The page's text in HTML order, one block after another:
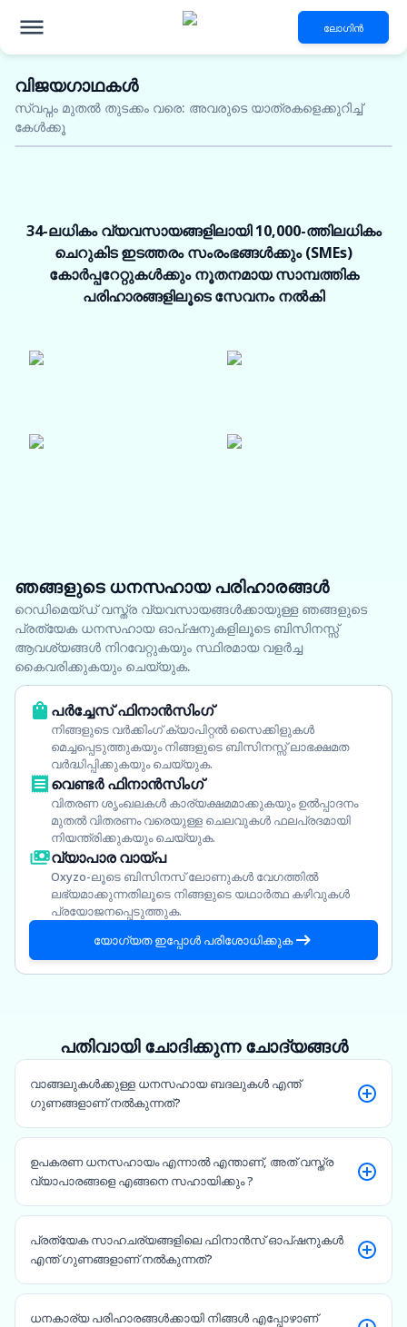
ലോഗിൻ
റെഡിമെയ്ഡ് വസ്ത്ര
വ്യവസായം
എന്നിവയ്ക്കായുള്ള
നൂതന ധനസഹായ
ആകർഷകമായ പലിശ നിരക്കുകൾ
48 മണിക്കൂറിനുള്ളിൽ അനുമതി
യോഗ്യത ഇപ്പോൾ പരിശോധിക്കുക
വിജയഗാഥകൾ
സ്വപ്നം മുതൽ തുടക്കം വരെ: അവരുടെ യാത്രകളെക്കുറിച്ച്
കേൾക്കൂ
34-ലധികം വ്യവസായങ്ങളിലായി 10,000-ത്തിലധികം
ചെറുകിട ഇടത്തരം സംരംഭങ്ങൾക്കും (SMEs)
കോർപ്പറേറ്റുകൾക്കും നൂതനമായ സാമ്പത്തിക
പരിഹാരങ്ങളിലൂടെ സേവനം നൽകി
ഞങ്ങളുടെ ധനസഹായ പരിഹാരങ്ങൾ
റെഡിമെയ്ഡ് വസ്ത്ര വ്യവസായങ്ങൾക്കായുള്ള ഞങ്ങളുടെ
പ്രത്യേക ധനസഹായ ഓപ്ഷനുകളിലൂടെ ബിസിനസ്സ്
ആവശ്യങ്ങൾ നിറവേറ്റുകയും സ്ഥിരമായ വളർച്ച
കൈവരിക്കുകയും ചെയ്യുക.
പർച്ചേസ് ഫിനാൻസിംഗ്
നിങ്ങളുടെ വർക്കിംഗ് ക്യാപിറ്റൽ സൈക്കിളുകൾ
മെച്ചപ്പെടുത്തുകയും നിങ്ങളുടെ ബിസിനസ്സ് ലാഭക്ഷമത
വർദ്ധിപ്പിക്കുകയും ചെയ്യുക.
വെണ്ടർ ഫിനാൻസിംഗ്
വിതരണ ശൃംഖലകൾ കാര്യക്ഷമമാക്കുകയും ഉൽപ്പാദനം
മുതൽ വിതരണം വരെയുള്ള ചെലവുകൾ ഫലപ്രദമായി
നിയന്ത്രിക്കുകയും ചെയ്യുക.
വ്യാപാര വായ്പ
Oxyzo-ലൂടെ ബിസിനസ് ലോണുകൾ വേഗത്തിൽ
ലഭ്യമാക്കുന്നതിലൂടെ നിങ്ങളുടെ യഥാർത്ഥ കഴിവുകൾ
പ്രയോജനപ്പെടുത്തുക.
യോഗ്യത ഇപ്പോൾ പരിശോധിക്കുക
പതിവായി ചോദിക്കുന്ന ചോദ്യങ്ങൾ
വാങ്ങലുകൾക്കുള്ള ധനസഹായ ബദലുകൾ എന്ത്
ഗുണങ്ങളാണ് നൽകുന്നത്?
ഉപകരണ ധനസഹായം എന്നാൽ എന്താണ്, അത് വസ്ത്ര
വ്യാപാരങ്ങളെ എങ്ങനെ സഹായിക്കും ?
പ്രത്യേക സാഹചര്യങ്ങളിലെ ഫിനാൻസ് ഓപ്ഷനുകൾ
എന്ത് ഗുണങ്ങളാണ് നൽകുന്നത്?
ധനകാര്യ പരിഹാരങ്ങൾക്കായി നിങ്ങൾ എപ്പോഴാണ്